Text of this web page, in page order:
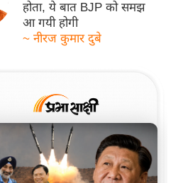
होता, ये बात BJP को समझ
आ गयी होगी
~ नीरज कुमार दुबे